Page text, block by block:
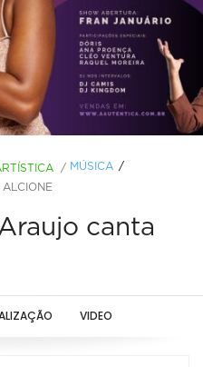
/ MÚSICA
canta
VIDEO